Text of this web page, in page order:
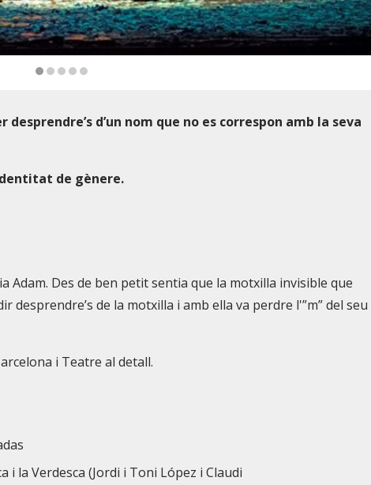
d’un nom que no es correspon amb la seva
de gènere.
Adam. Des de ben petit sentia que la motxilla invisible que
desprendre’s de la motxilla i amb ella va perdre l'”m” del seu
i Teatre al detall.
i la Verdesca (Jordi i Toni López i Claudi